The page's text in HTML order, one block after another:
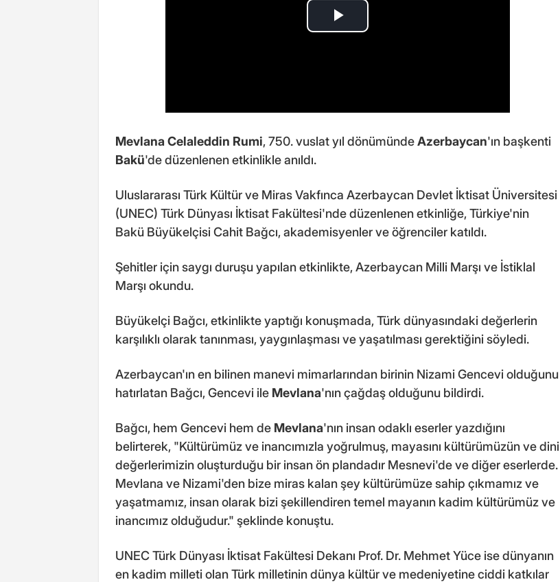
Mevlana Celaleddin Rumi, 750. vuslat yıl dönümündeAzerbaycan'ın başkenti
Bakü'de düzenlenen etkinlikle anıldı.
Uluslararası Türk Kültür ve Miras Vakfınca Azerbaycan Devlet İktisat Üniversitesi
(UNEC) Türk Dünyası İktisat Fakültesi'nde düzenlenen etkinliğe, Türkiye'nin
Bakü Büyükelçisi Cahit Bağcı, akademisyenler ve öğrenciler katıldı.
Şehitler için saygı duruşu yapılan etkinlikte, Azerbaycan Milli Marşı ve İstiklal
Marşı okundu.
Büyükelçi Bağcı, etkinlikte yaptığı konuşmada, Türk dünyasındaki değerlerin
karşılıklı olarak tanınması, yaygınlaşması ve yaşatılması gerektiğini söyledi.
Azerbaycan'ın en bilinen manevi mimarlarından birinin Nizami Gencevi olduğunu
hatırlatan Bağcı, Gencevi ile Mevlana'nın çağdaş olduğunu bildirdi.
Bağcı, hem Gencevi hem de Mevlana'nın insan odaklı eserler yazdığını
belirterek, "Kültürümüz ve inancımızla yoğrulmuş, mayasını kültürümüzün ve dini
değerlerimizin oluşturduğu bir insan ön plandadır Mesnevi'de ve diğer eserlerde.
Mevlana ve Nizami'den bize miras kalan şey kültürümüze sahip çıkmamız ve
yaşatmamız, insan olarak bizi şekillendiren temel mayanın kadim kültürümüz ve
inancımız olduğudur." şeklinde konuştu.
UNEC Türk Dünyası İktisat Fakültesi Dekanı Prof. Dr. Mehmet Yüce ise dünyanın
en kadim milleti olan Türk milletinin dünya kültür ve medeniyetine ciddi katkılar